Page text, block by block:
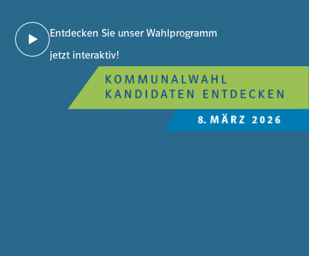
Entdecken Sie unser Wahlprogramm
jetzt interaktiv!